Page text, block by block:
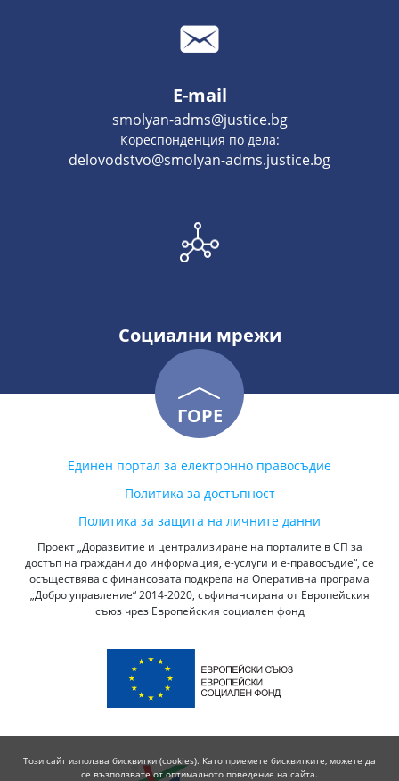
E-mail
smolyan-adms@justice.bg
Кореспонденция по дела:
delovodstvo@smolyan-adms.justice.bg
Социални мрежи
ГОРЕ
Единен портал за електронно правосъдие
Политика за достъпност
Политика за защита на личните данни
Проект „Доразвитие и централизиране на порталите в СП за
достъп на граждани до информация, е-услуги и е-правосъдие“, се
осъществява с финансовата подкрепа на Оперативна програма
„Добро управление“ 2014-2020, съфинансирана от Европейския
съюз чрез Европейския социален фонд
Този сайт използва бисквитки (cookies). Като приемете бисквитките, можете да
се възползвате от оптималното поведение на сайта.